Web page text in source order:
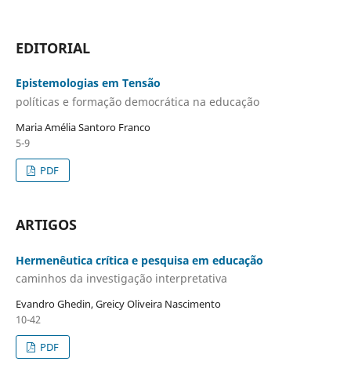
EDITORIAL
Epistemologias em Tensão
políticas e formação democrática na educação
Maria Amélia Santoro Franco
5-9
PDF
ARTIGOS
Hermenêutica crítica e pesquisa em educação
caminhos da investigação interpretativa
Evandro Ghedin, Greicy Oliveira Nascimento
10-42
PDF